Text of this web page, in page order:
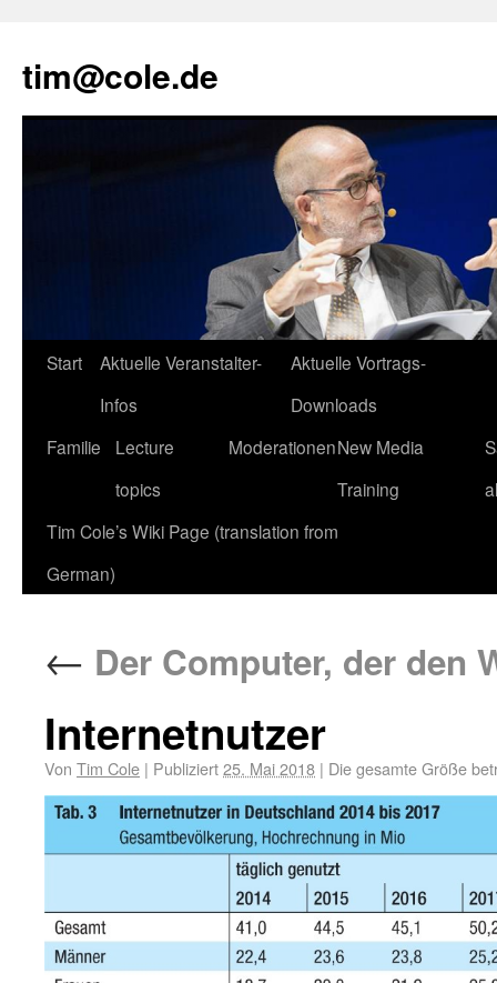
tim@cole.de
Start
Aktuelle Veranstalter-
Infos
Aktuelle Vortrags-
Downloads
Familie
Lecture
topics
ModerationenNew Media
Training
Tim Cole’s Wiki Page (translation from
German)
← Der Computer, der den
Internetnutzer
Von Tim Cole | Publiziert25. Mai 2018 | Die gesamte Größe